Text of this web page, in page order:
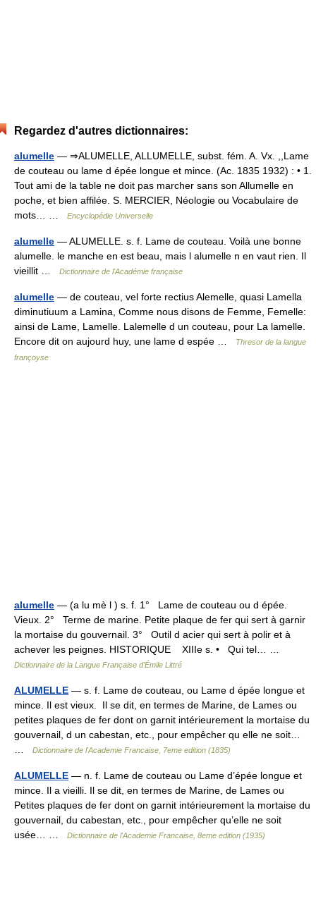
Regardez d'autres dictionnaires:
alumelle — ⇒ALUMELLE, ALLUMELLE, subst. fém. A. Vx. ,,Lame
de couteau ou lame d épée longue et mince. (Ac. 1835 1932) : • 1.
Tout ami de la table ne doit pas marcher sans son Allumelle en
poche, et bien affilée. S. MERCIER, Néologie ou Vocabulaire de
mots… …
Encyclopédie Universelle
alumelle — ALUMELLE. s. f. Lame de couteau. Voilà une bonne
alumelle. le manche en est beau, mais l alumelle n en vaut rien. Il
vieillit …
Dictionnaire de l'Académie française
alumelle — de couteau, vel forte rectius Alemelle, quasi Lamella
diminutiuum a Lamina, Comme nous disons de Femme, Femelle:
ainsi de Lame, Lamelle. Lalemelle d un couteau, pour La lamelle.
Encore dit on aujourd huy, une lame d espée …
Thresor de la langue
françoyse
alumelle — (a lu mè l ) s. f. 1° Lame de couteau ou d épée.
Vieux. 2° Terme de marine. Petite plaque de fer qui sert à garnir
la mortaise du gouvernail. 3° Outil d acier qui sert à polir et à
achever les peignes. HISTORIQUE XIIIe s. • Qui tel… …
Dictionnaire de la Langue Française d'Émile Littré
ALUMELLE — s. f. Lame de couteau, ou Lame d épée longue et
mince. Il est vieux. Il se dit, en termes de Marine, de Lames ou
petites plaques de fer dont on garnit intérieurement la mortaise du
gouvernail, d un cabestan, etc., pour empêcher qu elle ne soit…
Dictionnaire de l'Academie Francaise, 7eme edition (1835)
ALUMELLE — n. f. Lame de couteau ou Lame d’épée longue et
mince. Il a vieilli. Il se dit, en termes de Marine, de Lames ou
Petites plaques de fer dont on garnit intérieurement la mortaise du
gouvernail, du cabestan, etc., pour empêcher qu’elle ne soit
usée… …
Dictionnaire de l'Academie Francaise, 8eme edition (1935)